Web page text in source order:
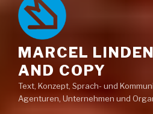
MARCEL
AND COPY
Text, Konzept, Sprach- und
Agenturen, Unternehmen und